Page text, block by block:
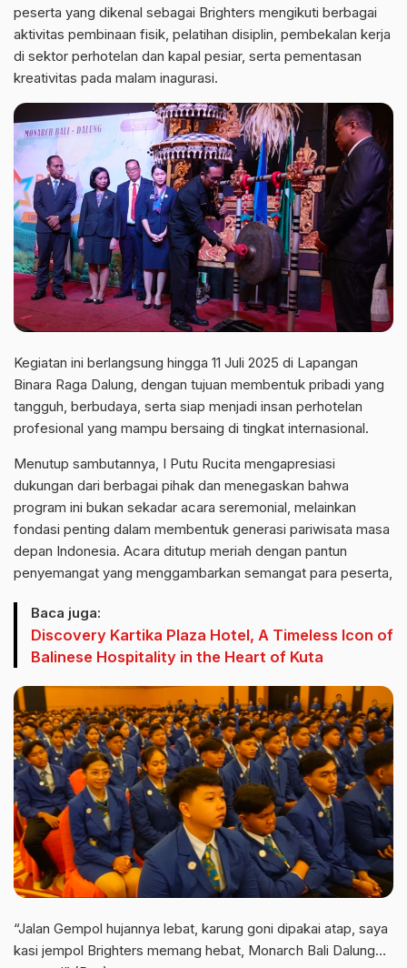
peserta yang dikenal sebagai Brighters mengikuti berbagai
aktivitas pembinaan fisik, pelatihan disiplin, pembekalan kerja
di sektor perhotelan dan kapal pesiar, serta pementasan
kreativitas pada malam inagurasi.
Kegiatan ini berlangsung hingga 11 Juli 2025 di Lapangan
Binara Raga Dalung, dengan tujuan membentuk pribadi yang
tangguh, berbudaya, serta siap menjadi insan perhotelan
profesional yang mampu bersaing di tingkat internasional.
Menutup sambutannya, I Putu Rucita mengapresiasi
dukungan dari berbagai pihak dan menegaskan bahwa
program ini bukan sekadar acara seremonial, melainkan
fondasi penting dalam membentuk generasi pariwisata masa
depan Indonesia. Acara ditutup meriah dengan pantun
penyemangat yang menggambarkan semangat para peserta,
Baca juga:
Discovery Kartika Plaza Hotel, A Timeless Icon of
Balinese Hospitality in the Heart of Kuta
“Jalan Gempol hujannya lebat, karung goni dipakai atap, saya
kasi jempol Brighters memang hebat, Monarch Bali Dalung…